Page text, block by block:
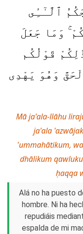
ٱلَّـٰٓـِٔى
وَمَا جَعَلَ
قَوْلُكُم
وَهُوَ يَهْدِى
Mā ja'ala-llāhu
ja'ala
'ummahātikum,
dhālikum
ḥaqqa
Alá no ha puesto
hombre. Ni ha
repudiáis
espalda de mi